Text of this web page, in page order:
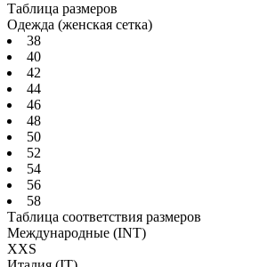
Таблица размеров
Одежда (женская сетка)
38
40
42
44
46
48
50
52
54
56
58
Таблица соответствия размеров
Международные (INT)
XXS